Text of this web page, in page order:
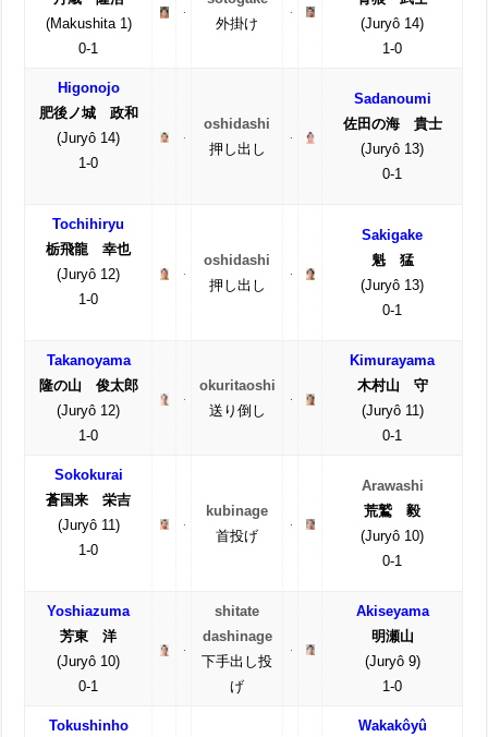
(Makushita 1)
0-1
外掛け
(Juryô 14)
1-0
Higonojo
肥後ノ城 政和
(Juryô 14)
1-0
oshidashi
押し出し
Sadanoumi
佐田の海 貴士
(Juryô 13)
0-1
Tochihiryu
栃飛龍 幸也
(Juryô 12)
1-0
oshidashi
押し出し
Sakigake
魁 猛
(Juryô 13)
0-1
Takanoyama
隆の山 俊太郎
(Juryô 12)
1-0
okuritaoshi
送り倒し
Kimurayama
木村山 守
(Juryô 11)
0-1
Sokokurai
蒼国来 栄吉
(Juryô 11)
1-0
kubinage
首投げ
Arawashi
荒鷲 毅
(Juryô 10)
0-1
Yoshiazuma
芳東 洋
(Juryô 10)
0-1
shitate
dashinage
下手出し投
げ
Akiseyama
明瀬山
(Juryô 9)
1-0
Tokushinho
Wakakôyû